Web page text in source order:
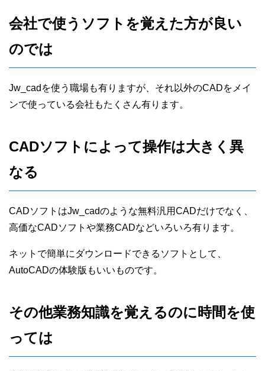
会社で使うソフトを覚えた方が良い
のでは
Jw_cadを使う職場も有りますが、それ以外のCADをメイ
ンで使っている会社もたくさん有ります。
CADソフトによって操作は大きく異
なる
CADソフトはJw_cadのような無料汎用CADだけでなく、
高価なCADソフトや業務CADなどいろいろ有ります。
ネットで簡単にダウンロードできるソフトとして、
AutoCADの体験版もいいものです。
その他業務知識を覚えるのに時間を使
っては